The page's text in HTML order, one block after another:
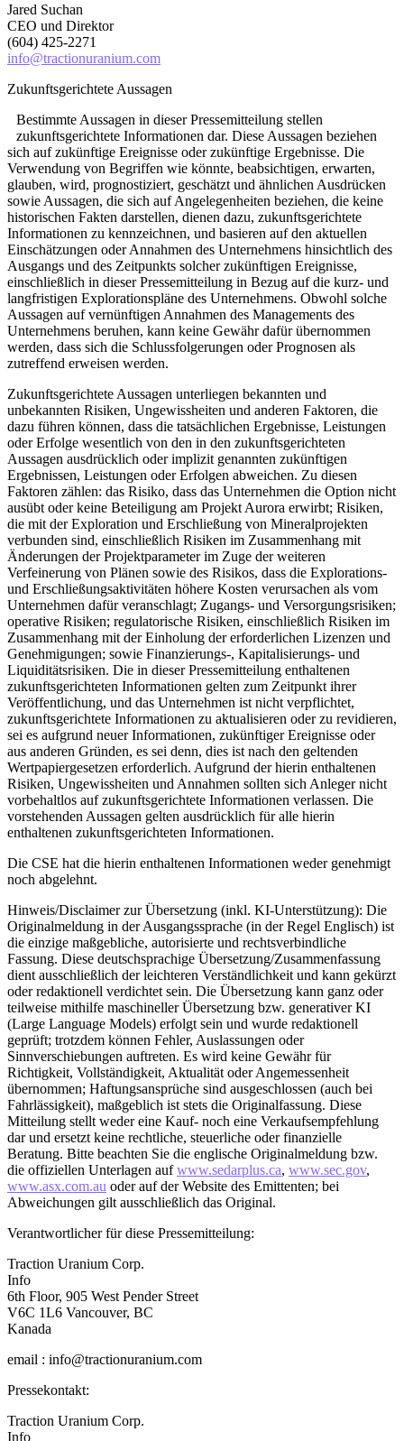
Jared Suchan
CEO und Direktor
(604) 425-2271
info@tractionuranium.com
Zukunftsgerichtete Aussagen
Bestimmte Aussagen in dieser Pressemitteilung stellen
zukunftsgerichtete Informationen dar. Diese Aussagen beziehen
sich auf zukünftige Ereignisse oder zukünftige Ergebnisse. Die
Verwendung von Begriffen wie könnte, beabsichtigen, erwarten,
glauben, wird, prognostiziert, geschätzt und ähnlichen Ausdrücken
sowie Aussagen, die sich auf Angelegenheiten beziehen, die keine
historischen Fakten darstellen, dienen dazu, zukunftsgerichtete
Informationen zu kennzeichnen, und basieren auf den aktuellen
Einschätzungen oder Annahmen des Unternehmens hinsichtlich des
Ausgangs und des Zeitpunkts solcher zukünftigen Ereignisse,
einschließlich in dieser Pressemitteilung in Bezug auf die kurz- und
langfristigen Explorationspläne des Unternehmens. Obwohl solche
Aussagen auf vernünftigen Annahmen des Managements des
Unternehmens beruhen, kann keine Gewähr dafür übernommen
werden, dass sich die Schlussfolgerungen oder Prognosen als
zutreffend erweisen werden.
Zukunftsgerichtete Aussagen unterliegen bekannten und
unbekannten Risiken, Ungewissheiten und anderen Faktoren, die
dazu führen können, dass die tatsächlichen Ergebnisse, Leistungen
oder Erfolge wesentlich von den in den zukunftsgerichteten
Aussagen ausdrücklich oder implizit genannten zukünftigen
Ergebnissen, Leistungen oder Erfolgen abweichen. Zu diesen
Faktoren zählen: das Risiko, dass das Unternehmen die Option nicht
ausübt oder keine Beteiligung am Projekt Aurora erwirbt; Risiken,
die mit der Exploration und Erschließung von Mineralprojekten
verbunden sind, einschließlich Risiken im Zusammenhang mit
Änderungen der Projektparameter im Zuge der weiteren
Verfeinerung von Plänen sowie des Risikos, dass die Explorations-
und Erschließungsaktivitäten höhere Kosten verursachen als vom
Unternehmen dafür veranschlagt; Zugangs- und Versorgungsrisiken;
operative Risiken; regulatorische Risiken, einschließlich Risiken im
Zusammenhang mit der Einholung der erforderlichen Lizenzen und
Genehmigungen; sowie Finanzierungs-, Kapitalisierungs- und
Liquiditätsrisiken. Die in dieser Pressemitteilung enthaltenen
zukunftsgerichteten Informationen gelten zum Zeitpunkt ihrer
Veröffentlichung, und das Unternehmen ist nicht verpflichtet,
zukunftsgerichtete Informationen zu aktualisieren oder zu revidieren,
sei es aufgrund neuer Informationen, zukünftiger Ereignisse oder
aus anderen Gründen, es sei denn, dies ist nach den geltenden
Wertpapiergesetzen erforderlich. Aufgrund der hierin enthaltenen
Risiken, Ungewissheiten und Annahmen sollten sich Anleger nicht
vorbehaltlos auf zukunftsgerichtete Informationen verlassen. Die
vorstehenden Aussagen gelten ausdrücklich für alle hierin
enthaltenen zukunftsgerichteten Informationen.
Die CSE hat die hierin enthaltenen Informationen weder genehmigt
noch abgelehnt.
Hinweis/Disclaimer zur Übersetzung (inkl. KI-Unterstützung): Die
Originalmeldung in der Ausgangssprache (in der Regel Englisch) ist
die einzige maßgebliche, autorisierte und rechtsverbindliche
Fassung. Diese deutschsprachige Übersetzung/Zusammenfassung
dient ausschließlich der leichteren Verständlichkeit und kann gekürzt
oder redaktionell verdichtet sein. Die Übersetzung kann ganz oder
teilweise mithilfe maschineller Übersetzung bzw. generativer KI
(Large Language Models) erfolgt sein und wurde redaktionell
geprüft; trotzdem können Fehler, Auslassungen oder
Sinnverschiebungen auftreten. Es wird keine Gewähr für
Richtigkeit, Vollständigkeit, Aktualität oder Angemessenheit
übernommen; Haftungsansprüche sind ausgeschlossen (auch bei
Fahrlässigkeit), maßgeblich ist stets die Originalfassung. Diese
Mitteilung stellt weder eine Kauf- noch eine Verkaufsempfehlung
dar und ersetzt keine rechtliche, steuerliche oder finanzielle
Beratung. Bitte beachten Sie die englische Originalmeldung bzw.
die offiziellen Unterlagen aufwww.sedarplus.ca, www.sec.gov,
www.asx.com.au oder auf der Website des Emittenten; bei
Abweichungen gilt ausschließlich das Original.
Verantwortlicher für diese Pressemitteilung:
Traction Uranium Corp.
Info
6th Floor, 905 West Pender Street
V6C 1L6 Vancouver, BC
Kanada
email : info@tractionuranium.com
Pressekontakt:
Traction Uranium Corp.
Info